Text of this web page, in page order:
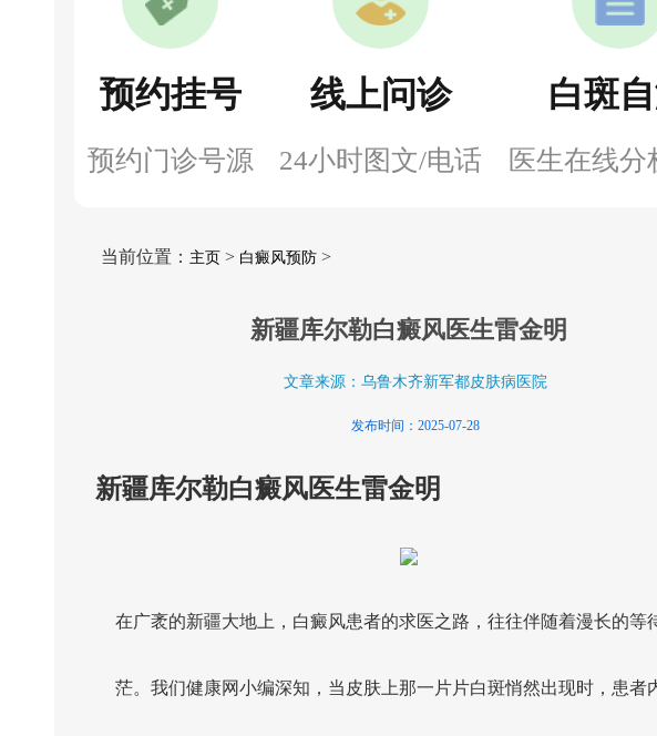
预约挂号
预约门诊号源
线上问诊
24小时图文/电话
白斑
医生在线分
当前位置： 主页> 白癜风预防>
新疆库尔勒白癜风医生雷金明
文章来源：乌鲁木齐新军都皮肤病医院
发布时间：2025-07-28
新疆库尔勒白癜风医生雷金明
在广袤的新疆大地上，白癜风患者的求医之路，往往伴随着漫长的等
茫。我们健康网小编深知，当皮肤上那一片片白斑悄然出现时，患者